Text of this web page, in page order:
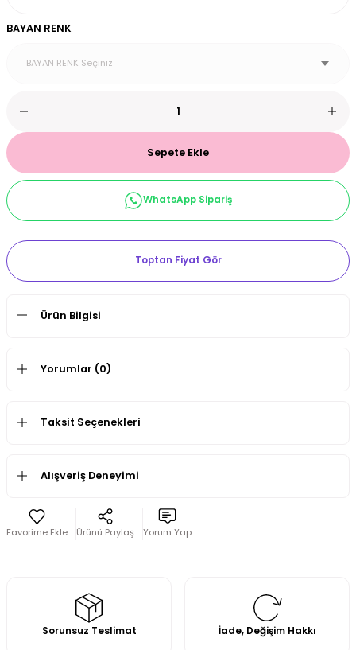
BAYAN RENK
Sepete Ekle
WhatsApp Sipariş
Toptan Fiyat Gör
Ürün Bilgisi
Yorumlar (0)
Taksit Seçenekleri
Alışveriş Deneyimi
Ürünü Paylaş Yorum Yap
Sorunsuz Teslimat İade, Değişim Hakkı